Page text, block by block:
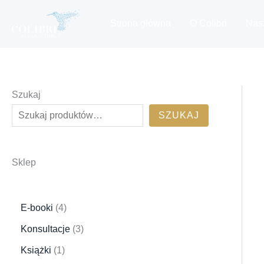
Szukaj
SZUKAJ
Sklep
E-booki 44
p
r
Konsultacje 33
Książki 11